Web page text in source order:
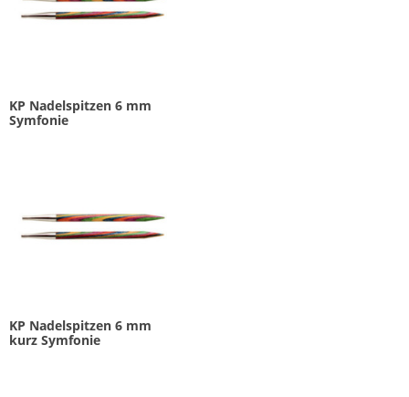
KP Nadelspitzen 6 mm
Symfonie
KP Nadelspitzen 6 mm
kurz Symfonie